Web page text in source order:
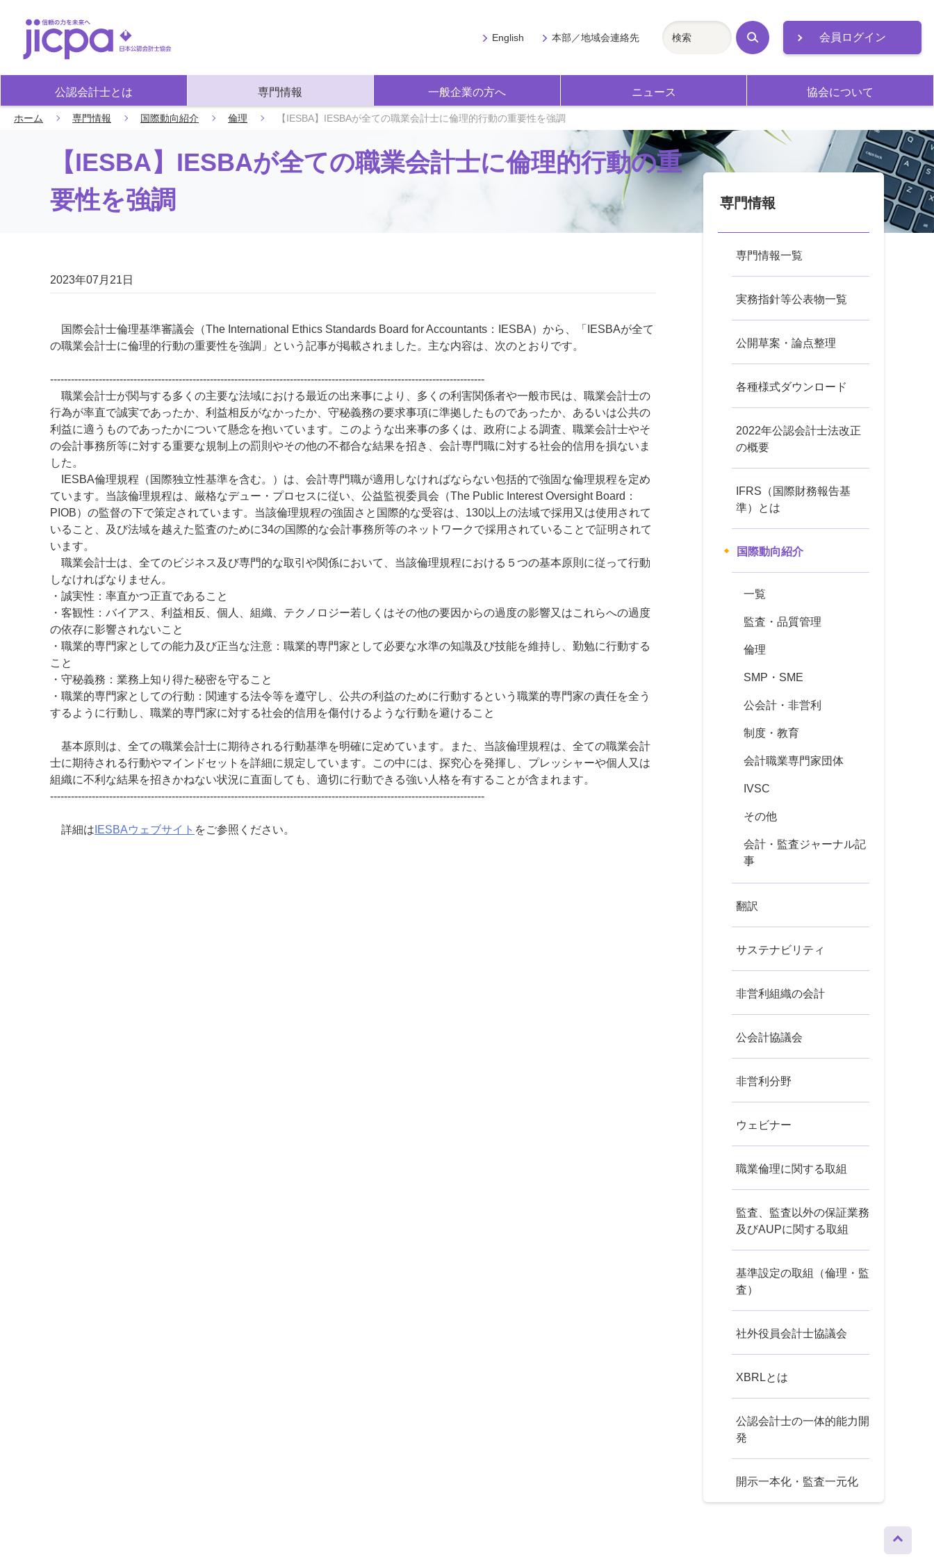
会員ログイン
公認会計士とは 専門情報 一般企業の方へ ニュース 協会について
English 本部／地域会連絡先
検
索
ホーム 専門情報 国際動向紹介 倫理 【IESBA】IESBAが全ての職業会計士に倫理的行動の重要性を強調
【IESBA】IESBAが全ての職業会計士に倫理的行動の重
要性を強調
2023年07月21日
国際会計士倫理基準審議会（The International Ethics Standards Board for Accountants：IESBA）から、「IESBAが全て
の職業会計士に倫理的行動の重要性を強調」という記事が掲載されました。主な内容は、次のとおりです。
-----------------------------------------------------------------------------------------------------------------------------
職業会計士が関与する多くの主要な法域における最近の出来事により、多くの利害関係者や一般市民は、職業会計士の
行為が率直で誠実であったか、利益相反がなかったか、守秘義務の要求事項に準拠したものであったか、あるいは公共の
利益に適うものであったかについて懸念を抱いています。このような出来事の多くは、政府による調査、職業会計士やそ
の会計事務所等に対する重要な規制上の罰則やその他の不都合な結果を招き、会計専門職に対する社会的信用を損ないま
した。
IESBA倫理規程（国際独立性基準を含む。）は、会計専門職が適用しなければならない包括的で強固な倫理規程を定め
ています。当該倫理規程は、厳格なデュー・プロセスに従い、公益監視委員会（The Public Interest Oversight Board：
PIOB）の監督の下で策定されています。当該倫理規程の強固さと国際的な受容は、130以上の法域で採用又は使用されて
いること、及び法域を越えた監査のために34の国際的な会計事務所等のネットワークで採用されていることで証明されて
います。
職業会計士は、全てのビジネス及び専門的な取引や関係において、当該倫理規程における５つの基本原則に従って行動
しなければなりません。
・誠実性：率直かつ正直であること
・客観性：バイアス、利益相反、個人、組織、テクノロジー若しくはその他の要因からの過度の影響又はこれらへの過度
の依存に影響されないこと
・職業的専門家としての能力及び正当な注意：職業的専門家として必要な水準の知識及び技能を維持し、勤勉に行動する
こと
・守秘義務：業務上知り得た秘密を守ること
・職業的専門家としての行動：関連する法令等を遵守し、公共の利益のために行動するという職業的専門家の責任を全う
するように行動し、職業的専門家に対する社会的信用を傷付けるような行動を避けること
基本原則は、全ての職業会計士に期待される行動基準を明確に定めています。また、当該倫理規程は、全ての職業会計
士に期待される行動やマインドセットを詳細に規定しています。この中には、探究心を発揮し、プレッシャーや個人又は
組織に不利な結果を招きかねない状況に直面しても、適切に行動できる強い人格を有することが含まれます。
-----------------------------------------------------------------------------------------------------------------------------
詳細は IESBAウェブサイト をご参照ください。
専門情報
専門情報一覧
実務指針等公表物一覧
公開草案・論点整理
各種様式ダウンロード
2022年公認会計士法改正
の概要
IFRS（国際財務報告基
準）とは
国際動向紹介
一覧
監査・品質管理
倫理
SMP・SME
公会計・非営利
制度・教育
会計職業専門家団体
IVSC
その他
会計・監査ジャーナル記
事
翻訳
サステナビリティ
非営利組織の会計
公会計協議会
非営利分野
ウェビナー
職業倫理に関する取組
監査、監査以外の保証業務
及びAUPに関する取組
基準設定の取組（倫理・監
査）
社外役員会計士協議会
XBRLとは
公認会計士の一体的能力開
発
開示一本化・監査一元化
ップへ